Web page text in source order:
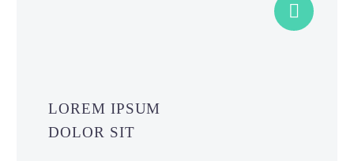


LOREM IPSUM
DOLOR SIT